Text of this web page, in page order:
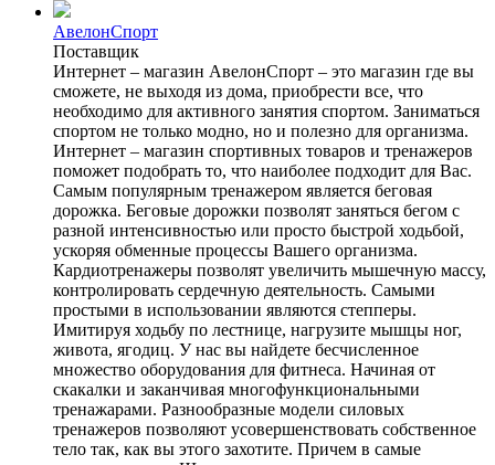
АвелонСпорт
Поставщик
Интернет – магазин АвелонСпорт – это магазин где вы
сможете, не выходя из дома, приобрести все, что
необходимо для активного занятия спортом. Заниматься
спортом не только модно, но и полезно для организма.
Интернет – магазин спортивных товаров и тренажеров
поможет подобрать то, что наиболее подходит для Вас.
Самым популярным тренажером является беговая
дорожка. Беговые дорожки позволят заняться бегом с
разной интенсивностью или просто быстрой ходьбой,
ускоряя обменные процессы Вашего организма.
Кардиотренажеры позволят увеличить мышечную массу,
контролировать сердечную деятельность. Самыми
простыми в использовании являются степперы.
Имитируя ходьбу по лестнице, нагрузите мышцы ног,
живота, ягодиц. У нас вы найдете бесчисленное
множество оборудования для фитнеса. Начиная от
скакалки и заканчивая многофункциональными
тренажарами. Разнообразные модели силовых
тренажеров позволяют усовершенствовать собственное
тело так, как вы этого захотите. Причем в самые